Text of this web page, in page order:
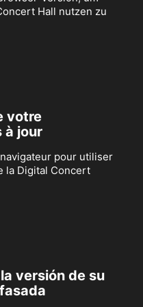
Hall nutzen zu
votre
à jour
pour utiliser
la Digital Concert
versión de su